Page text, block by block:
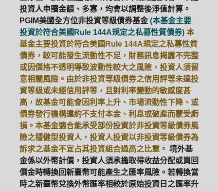
投資人申贖金額、多寡，均會以調整後淨值計算。
PGIM美國全方位非投資等級債券基金 (本基金主要
投資於符合美國Rule 144A規定之私募性質債券) 本
基金主要投資於符合美國Rule 144A規定之私募性質
債券，較可能發生流動性不足，財務訊息揭露不完整
或因價格不透明導致波動性較大之風險，投資人須留
意相關風險。由於非投資等級債券之信用評等未達投
資等級或未經信用評等，且對利率變動的敏感度甚
高，故基金可能會因利率上升、市場流動性下降、或
債券發行機構違約不支付本金、利息或破產而蒙受虧
損。本基金適合能承受部份投資於非投資等級債券風
險之穩健型投資人，投資人投資以非投資等級債券為
訴求之基金不宜占其投資組合過高之比重。 境外基
金係以外幣計價，投資人須承擔取得收益分配或買回
價金時轉換回新臺幣可能產生之匯率風險。若轉換當
時之新臺幣兌換外幣匯率相較於原始投資日之匯率升